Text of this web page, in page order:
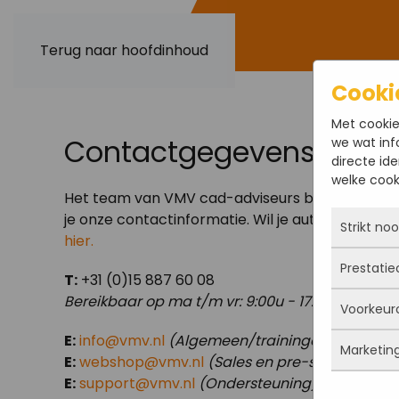
Terug naar hoofdinhoud
Contactgegevens
Het team van VMV cad-adviseurs bv staat voor
je onze contactinformatie. Wil je automatisch
hier.
T: +31 (0)15 887 60 08
Bereikbaar op ma t/m vr: 9:00u - 17:00u
E:info@vmv.nl (Algemeen/trainingen)
E:webshop@vmv.nl (Sales en pre-sale)
E:support@vmv.nl (Ondersteuning)
Met
we wat
directe
welke
Strikt
Deze
actief
iets
Je kunt
maar
Met
deze
Deze